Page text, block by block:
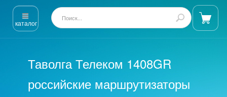
каталог
Таволга Телеком 1408GR
российские маршрутизаторы